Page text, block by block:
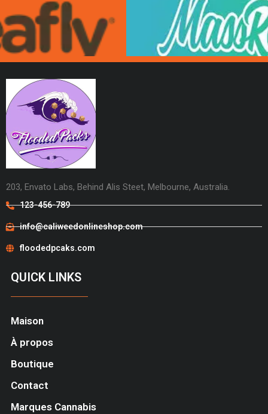
203, Envato Labs, Behind Alis Steet, Melbourne, Australia.
123-456-789
info@caliweedonlineshop.com
floodedpcaks.com
QUICK LINKS
Maison
À propos
Boutique
Contact
Marques Cannabis